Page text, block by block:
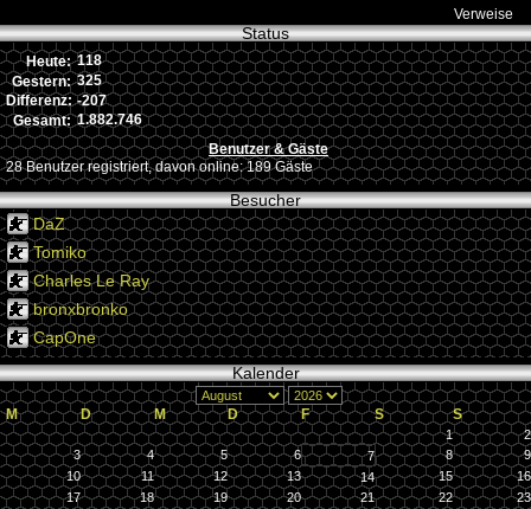
Verweise
Status
Heute: 118
Gestern: 325
Differenz: -207
Gesamt: 1.882.746
Benutzer & Gäste
28 Benutzer registriert, davon online: 189 Gäste
Besucher
DaZ
Tomiko
Charles Le Ray
bronxbronko
CapOne
Kalender
M D M D F S S
1
2
3
4 5 6 7 8
9
10
11 12 13 14 15
16
17
18 19 20 21 22 23